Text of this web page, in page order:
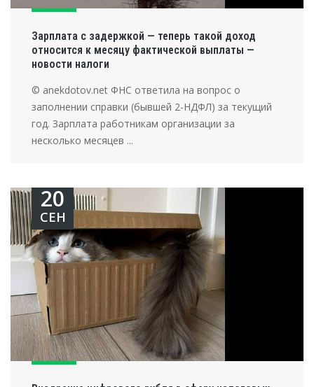
Зарплата с задержкой — теперь такой доход
относится к месяцу фактической выплаты —
новости налоги
© anekdotov.net ФНС ответила на вопрос о
заполнении справки (бывшей 2-НДФЛ) за текущий
год. Зарплата работникам организации за
несколько месяцев ...
20
СЕН